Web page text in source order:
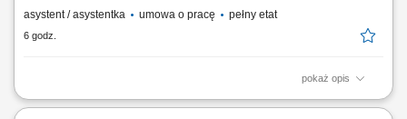
asystent / asystentka umowa o pracę pełny etat
6 godz.
pokaż opis
Opis stanowiska: Planowanie i bieżąca koordynacja procesów